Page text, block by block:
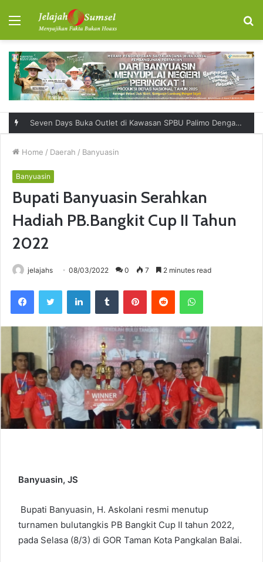
Menu
Seven Days Buka Outlet di Kawasan SPBU Palimo Dengan Konsep One Stop Hangout Destination
Home / Daerah / Banyuasin
Banyuasin
Bupati Banyuasin Serahkan
Hadiah PB.Bangkit Cup II Tahun
2022
jelajahs 08/03/2022 0 7 2 minutes read
Banyuasin, JS
Bupati Banyuasin, H. Askolani resmi menutup
turnamen bulutangkis PB Bangkit Cup II tahun 2022,
pada Selasa (8/3) di GOR Taman Kota Pangkalan Balai.